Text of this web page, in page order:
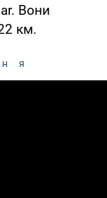
Вони
км.